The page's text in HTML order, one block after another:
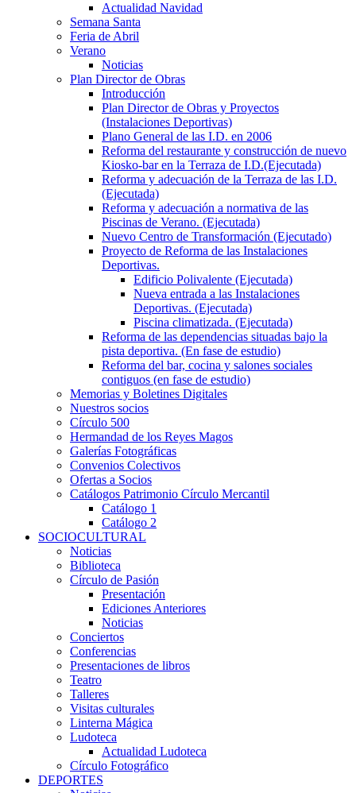
Actualidad Navidad
Semana Santa
Feria de Abril
Verano
Noticias
Plan Director de Obras
Introducción
Plan Director de Obras y Proyectos
(Instalaciones Deportivas)
Plano General de las I.D. en 2006
Reforma del restaurante y construcción de nuevo
Kiosko-bar en la Terraza de I.D.(Ejecutada)
Reforma y adecuación de la Terraza de las I.D.
(Ejecutada)
Reforma y adecuación a normativa de las
Piscinas de Verano. (Ejecutada)
Nuevo Centro de Transformación (Ejecutado)
Proyecto de Reforma de las Instalaciones
Deportivas.
Edificio Polivalente (Ejecutada)
Nueva entrada a las Instalaciones
Deportivas. (Ejecutada)
Piscina climatizada. (Ejecutada)
Reforma de las dependencias situadas bajo la
pista deportiva. (En fase de estudio)
Reforma del bar, cocina y salones sociales
contiguos (en fase de estudio)
Memorias y Boletines Digitales
Nuestros socios
Círculo 500
Hermandad de los Reyes Magos
Galerías Fotográficas
Convenios Colectivos
Ofertas a Socios
Catálogos Patrimonio Círculo Mercantil
Catálogo 1
Catálogo 2
SOCIOCULTURAL
Noticias
Biblioteca
Círculo de Pasión
Presentación
Ediciones Anteriores
Noticias
Conciertos
Conferencias
Presentaciones de libros
Teatro
Talleres
Visitas culturales
Linterna Mágica
Ludoteca
Actualidad Ludoteca
Círculo Fotográfico
DEPORTES